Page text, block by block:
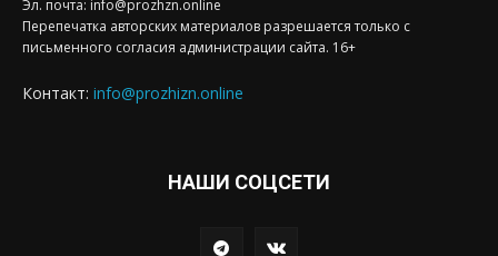
Эл. почта: info@prozhzn.online
Перепечатка авторских материалов разрешается только с
письменного согласия администрации сайта. 16+
Контакт: info@prozhizn.online
НАШИ СОЦСЕТИ